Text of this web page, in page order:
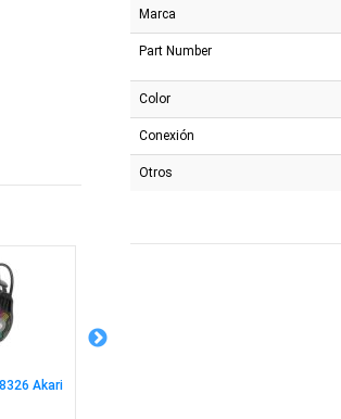
Akari
Marca
Part Number
Color
Conexión
Otros